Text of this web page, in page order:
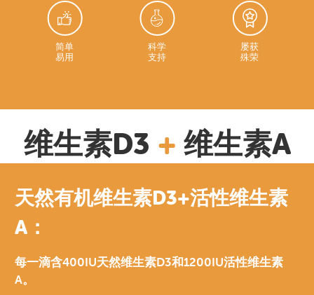
简单
易用
科学
支持
屡获
殊荣
维生素D3 + 维生素A
天然有机维生素D3+活性维生素
A：
每一滴含400IU天然维生素D3和1200IU活性维生素
A。